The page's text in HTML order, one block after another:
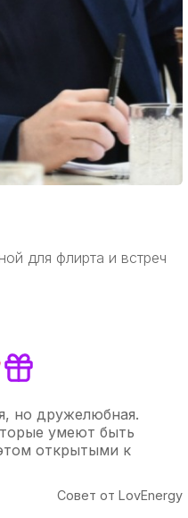
для флирта и встреч
но дружелюбная.
умеют быть
открытыми к
Совет от LovEnergy